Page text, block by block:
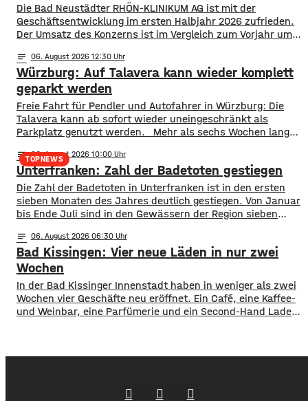
Die Bad Neustädter RHÖN-KLINIKUM AG ist mit der
Geschäftsentwicklung im ersten Halbjahr 2026 zufrieden.
Der Umsatz des Konzerns ist im Vergleich zum Vorjahr um
Von Januar bis Juni wurden fast 514.000 Patientinnen und
Patienten ambulant und stationär behandelt, 9 % mehr als
im Vorjahr. Für das
notes 06. August 2026 12:30
Würzburg: Auf Talavera kann wieder komplett
geparkt werden
​​Freie Fahrt für Pendler und Autofahrer in Würzburg: Die
Talavera kann ab sofort wieder uneingeschränkt als
Parkplatz genutzt werden. ​Mehr als sechs Wochen lang
wurde auf der Talavera das Kiliani gefeiert, anschließend
war ein Circus zu Gast. ​Mittlerweile sind sowohl das
Fest- als auch das Circuszelt wieder abgebaut und
verschwunden. …
TOPNEWS
notes 06. August 2026 10:00
Unterfranken: Zahl der Badetoten gestiegen
Die Zahl der Badetoten in Unterfranken ist in den ersten
sieben Monaten des Jahres deutlich gestiegen. Von Januar
bis Ende Juli sind in den Gewässern der Region sieben
waren es drei. Diese Zahlen teilte die DLRG mit. Auch
bayernweit ist die Zahl der Badetoten gestiegen. Während
im Freistaat die
notes 06. August 2026 06:30
Bad Kissingen: Vier neue Läden in nur zwei
Wochen
In der Bad Kissinger Innenstadt haben in weniger als zwei
Wochen vier Geschäfte neu eröffnet. Ein Café, eine Kaffee-
und Weinbar, eine Parfümerie und ein Second-Hand Laden